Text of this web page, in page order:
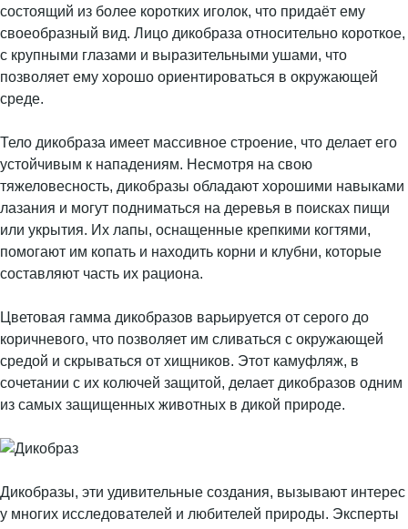
состоящий из более коротких иголок, что придаёт ему
своеобразный вид. Лицо дикобраза относительно короткое,
с крупными глазами и выразительными ушами, что
позволяет ему хорошо ориентироваться в окружающей
среде.
Тело дикобраза имеет массивное строение, что делает его
устойчивым к нападениям. Несмотря на свою
тяжеловесность, дикобразы обладают хорошими навыками
лазания и могут подниматься на деревья в поисках пищи
или укрытия. Их лапы, оснащенные крепкими когтями,
помогают им копать и находить корни и клубни, которые
составляют часть их рациона.
Цветовая гамма дикобразов варьируется от серого до
коричневого, что позволяет им сливаться с окружающей
средой и скрываться от хищников. Этот камуфляж, в
сочетании с их колючей защитой, делает дикобразов одним
из самых защищенных животных в дикой природе.
Дикобразы, эти удивительные создания, вызывают интерес
у многих исследователей и любителей природы. Эксперты